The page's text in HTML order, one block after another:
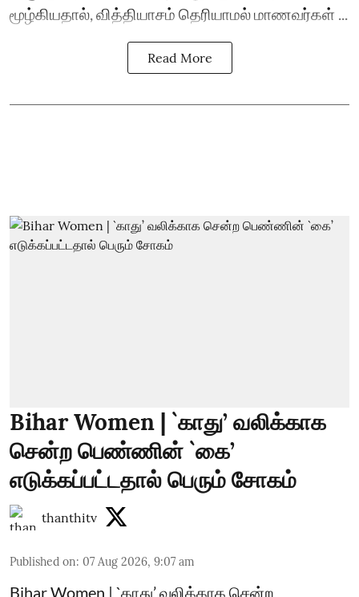
மூழ்கியதால், வித்தியாசம் தெரியாமல் மாணவர்கள் ...
Read More
Bihar Women | `காது’ வலிக்காக
சென்ற பெண்ணின் `கை’
எடுக்கப்பட்டதால் பெரும் சோகம்
thanthitv
Published on: 07 Aug 2026, 9:07 am
Bihar Women | `காது’ வலிக்காக சென்ற